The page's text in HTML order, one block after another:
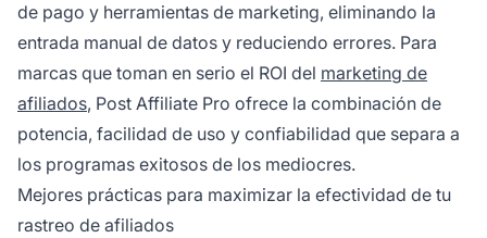
de pago y herramientas de marketing, eliminando la
entrada manual de datos y reduciendo errores. Para
marcas que toman en serio el ROI del marketing de
afiliados, Post Affiliate Pro ofrece la combinación de
potencia, facilidad de uso y confiabilidad que separa a
los programas exitosos de los mediocres.
Mejores prácticas para maximizar la efectividad de tu
rastreo de afiliados